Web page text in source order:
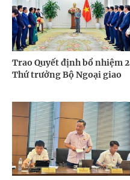
Trao Quyết định bổ nhiệm 2
Thứ trưởng Bộ Ngoại giao